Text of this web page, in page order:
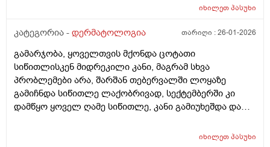
ტკივილი არ მაქვს, მაგრამ აშკარა ასიმეტრიაა
კანის გაღიზიანება, ოფლის ჯირკვლების აქტივობის
როგორი ტიპის მოვლას მირჩევთ ვარ 17 წლის ბიჭი
ბევრი სხვადასხვა დეზოდორანტი მიხმარია და
აღმოვაჩინე რო დეზოდორანტებში არ არის საქმე
არამედ ჩემს მარცხენა იღლიაშია. მადლობა წინასწარ
პასუხისთვის
იხილეთპასუხი
კატეგორია - დერმატოლოგია თარიღი :26-01-2026
გამარჯობა, ყოველთვის მქონდა ცოტათი
სიწითლისკენ მიდრეკილი კანი, მაგრამ სხვა
პრობლემები არა, შარშან თებერვალში ლოყაზე
გამიჩნდა სიწითლე ლაქობრივად, სექტემბერში კი
დამწყო ყოველ ღამე სიწითლე, კანი გამიუხეშდა და
საწინააღმდეგო სახის დასააბნი 6 კვირის მანძილზე,
იხილეთპასუხი